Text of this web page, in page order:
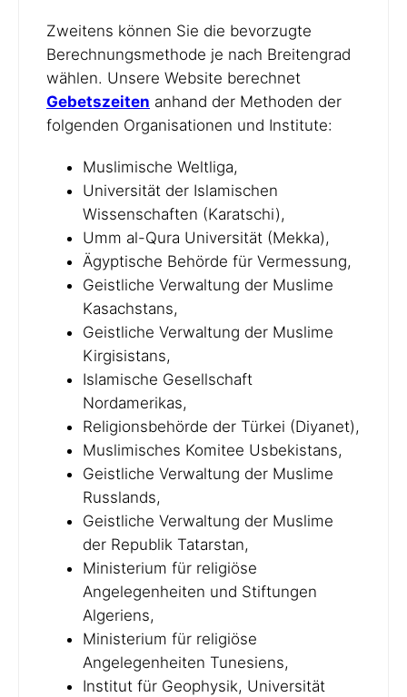
Zweitens können Sie die bevorzugte
Berechnungsmethode je nach Breitengrad
wählen. Unsere Website berechnet
Gebetszeiten anhand der Methoden der
folgenden Organisationen und Institute:
Muslimische Weltliga,
Universität der Islamischen
Wissenschaften (Karatschi),
Umm al-Qura Universität (Mekka),
Ägyptische Behörde für Vermessung,
Geistliche Verwaltung der Muslime
Kasachstans,
Geistliche Verwaltung der Muslime
Kirgisistans,
Islamische Gesellschaft
Nordamerikas,
Religionsbehörde der Türkei (Diyanet),
Muslimisches Komitee Usbekistans,
Geistliche Verwaltung der Muslime
Russlands,
Geistliche Verwaltung der Muslime
der Republik Tatarstan,
Ministerium für religiöse
Angelegenheiten und Stiftungen
Algeriens,
Ministerium für religiöse
Angelegenheiten Tunesiens,
Institut für Geophysik, Universität